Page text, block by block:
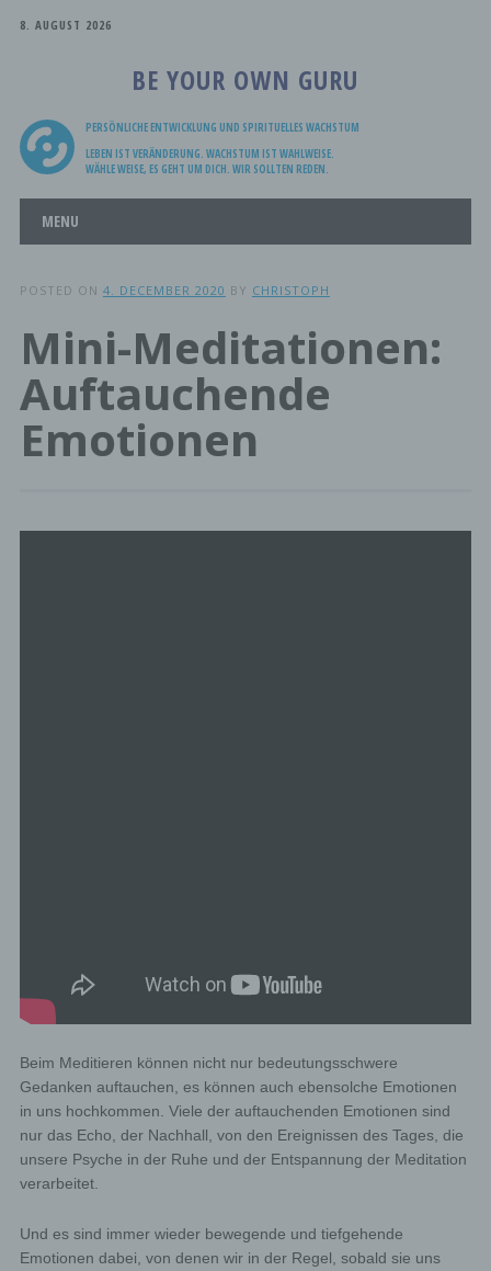
8. AUGUST 2026
BE YOUR OWN GURU
PERSÖNLICHE ENTWICKLUNG UND SPIRITUELLES WACHSTUM
LEBEN IST VERÄNDERUNG. WACHSTUM IST WAHLWEISE.
WÄHLE WEISE, ES GEHT UM DICH. WIR SOLLTEN REDEN.
Main menu
MENU
POSTED ON 4. DECEMBER 2020 BY CHRISTOPH
Mini-Meditationen:
Auftauchende
Emotionen
Beim Meditieren können nicht nur bedeutungsschwere
Gedanken auftauchen, es können auch ebensolche Emotionen
in uns hochkommen. Viele der auftauchenden Emotionen sind
nur das Echo, der Nachhall, von den Ereignissen des Tages, die
unsere Psyche in der Ruhe und der Entspannung der Meditation
verarbeitet.
Und es sind immer wieder bewegende und tiefgehende
Emotionen dabei, von denen wir in der Regel, sobald sie uns